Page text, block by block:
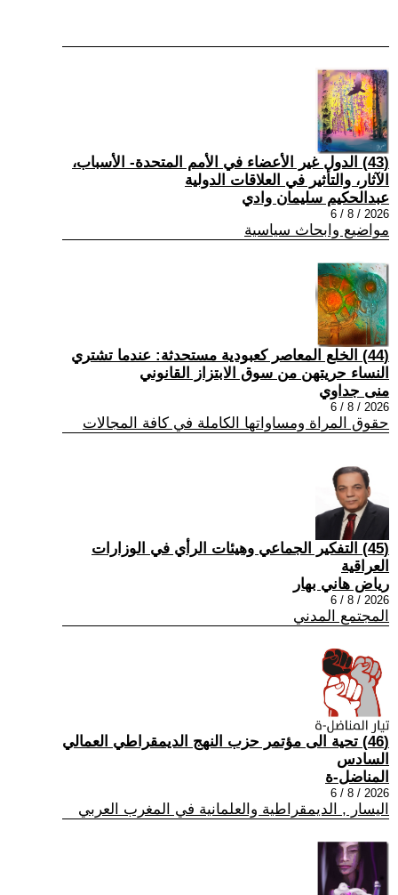
(43) الدول غير الأعضاء في الأمم المتحدة- الأسباب،
الآثار، والتأثير في العلاقات الدولية
عبدالحكيم سليمان وادي
2026 / 8 / 6
مواضيع وابحاث سياسية
(44) الخلع المعاصر كعبودية مستحدثة: عندما تشتري
النساء حريتهن من سوق الابتزاز القانوني
منى جداوي
2026 / 8 / 6
حقوق المراة ومساواتها الكاملة في كافة المجالات
(45) التفكير الجماعي وهيئات الرأي في الوزارات
العراقية
رياض هاني بهار
2026 / 8 / 6
المجتمع المدني
(46) تحية الى مؤتمر حزب النهج الديمقراطي العمالي
السادس
المناضل-ة
2026 / 8 / 6
اليسار , الديمقراطية والعلمانية في المغرب العربي